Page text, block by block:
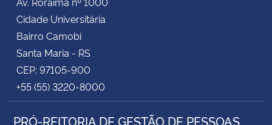
Cidade Universitária
Bairro Camobi
Santa Maria - RS
CEP: 97105-900
+55 (55) 3220-8000
PRÓ-REITORIA DE GESTÃO DE PESSOAS